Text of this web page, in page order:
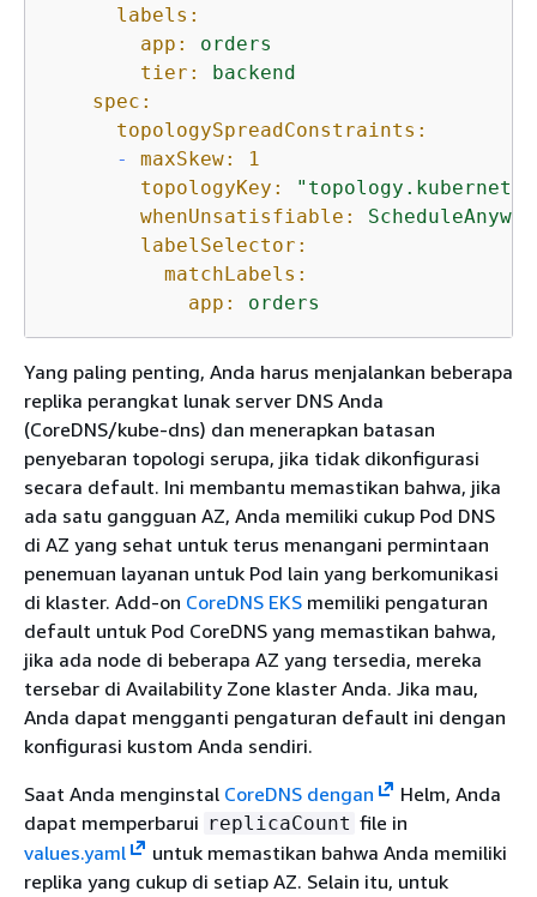
labels:
app:
orders
tier:
backend
spec:
topologySpreadConstraints:
-
maxSkew:
1
topologyKey:
whenUnsatisfiable:
ScheduleAnyway
labelSelector:
matchLabels:
app:
orders
Yang paling penting, Anda harus menjalankan beberapa
replika perangkat lunak server DNS Anda
(CoreDNS/kube-dns) dan menerapkan batasan
penyebaran topologi serupa, jika tidak dikonfigurasi
secara default. Ini membantu memastikan bahwa, jika
ada satu gangguan AZ, Anda memiliki cukup Pod DNS
di AZ yang sehat untuk terus menangani permintaan
penemuan layanan untuk Pod lain yang berkomunikasi
di klaster. Add-on CoreDNS EKS memiliki pengaturan
default untuk Pod CoreDNS yang memastikan bahwa,
jika ada node di beberapa AZ yang tersedia, mereka
tersebar di Availability Zone klaster Anda. Jika mau,
Anda dapat mengganti pengaturan default ini dengan
konfigurasi kustom Anda sendiri.
Saat Anda menginstal CoreDNS dengan
Helm, Anda
dapat memperbarui replicaCount file in
values.yaml
untuk memastikan bahwa Anda memiliki
replika yang cukup di setiap AZ. Selain itu, untuk